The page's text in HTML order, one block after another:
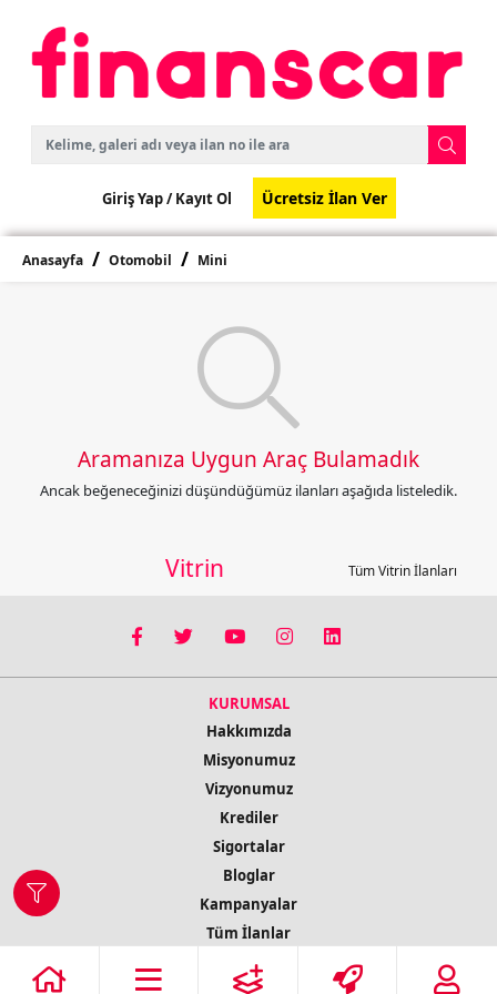
Giriş Yap /Kayıt Ol Ücretsiz İlan Ver
Anasayfa Otomobil Mini
Aramanıza Uygun Araç Bulamadık
Ancak beğeneceğinizi düşündüğümüz ilanları aşağıda listeledik.
Vitrin Tüm Vitrin İlanları
KURUMSAL
Hakkımızda
Misyonumuz
Vizyonumuz
Krediler
Sigortalar
Bloglar
Kampanyalar
Tüm İlanlar
İletişim Bilgileri